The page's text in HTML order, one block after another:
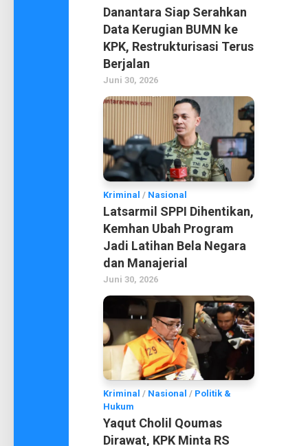
Danantara Siap Serahkan
Data Kerugian BUMN ke
KPK, Restrukturisasi Terus
Berjalan
Juni 30, 2026
Kriminal / Nasional
Latsarmil SPPI Dihentikan,
Kemhan Ubah Program
Jadi Latihan Bela Negara
dan Manajerial
Juni 30, 2026
Kriminal / Nasional / Politik &
Hukum
Yaqut Cholil Qoumas
Dirawat, KPK Minta RS